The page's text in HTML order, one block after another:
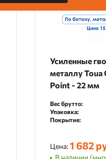
Усиленные
металлу Toua
Point - 22 мм
Вес брутто:
Упаковка:
Покрытие:
Цена:1 682
В наличии